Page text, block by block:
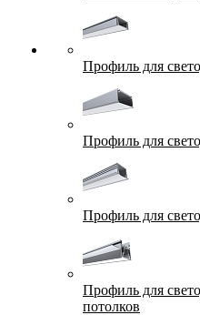
Профиль для
Профиль для
Профиль для
Профиль для
потолков